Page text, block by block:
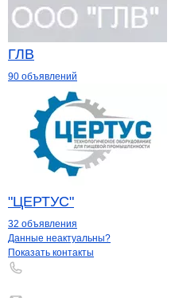
ГЛВ
90 объявлений
"ЦЕРТУС"
32 объявления
Контактыкомпании
+7(800)000-00-..
Данные неактуальны?
Показать контакты